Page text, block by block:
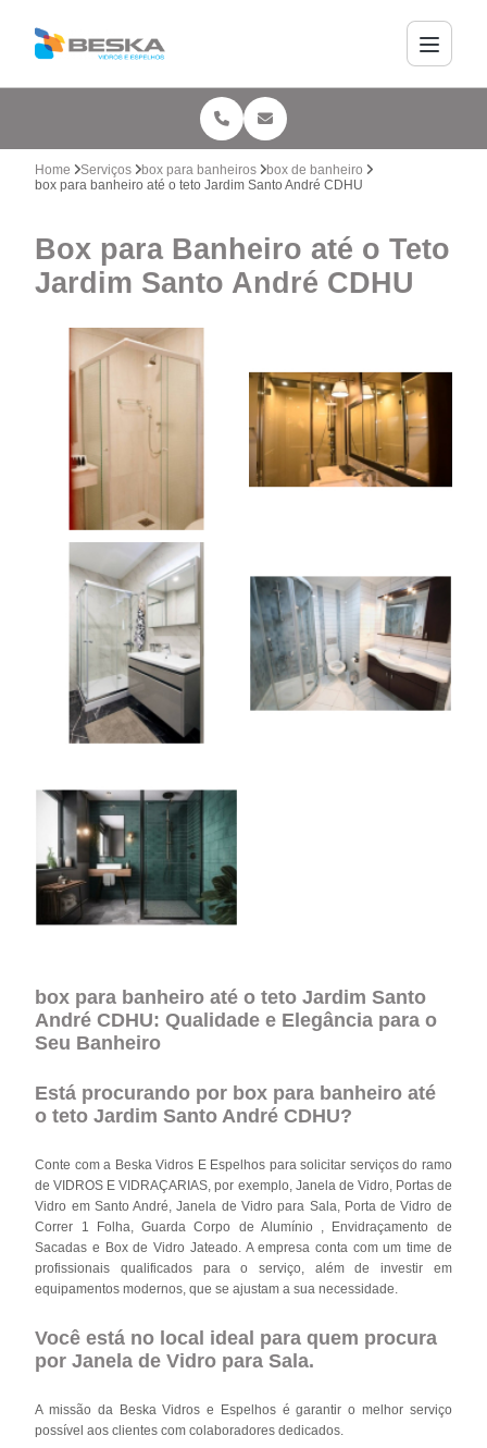
Home Serviços box para banheiros
box de banheiro
box para banheiro até o teto Jardim Santo André CDHU
Box para Banheiro até o Teto
Jardim Santo André CDHU
box para banheiro até o teto Jardim Santo
André CDHU: Qualidade e Elegância para o
Seu Banheiro
Está procurando por box para banheiro até
o teto Jardim Santo André CDHU?
Conte com a Beska Vidros E Espelhos para solicitar serviços do ramo
de VIDROS E VIDRAÇARIAS, por exemplo, Janela de Vidro, Portas de
Vidro em Santo André, Janela de Vidro para Sala, Porta de Vidro de
Correr 1 Folha, Guarda Corpo de Alumínio , Envidraçamento de
Sacadas e Box de Vidro Jateado. A empresa conta com um time de
profissionais qualificados para o serviço, além de investir em
equipamentos modernos, que se ajustam a sua necessidade.
Você está no local ideal para quem procura
porJanela de Vidro para Sala.
A missão da Beska Vidros e Espelhos é garantir o melhor serviço
possível aos clientes com colaboradores dedicados.